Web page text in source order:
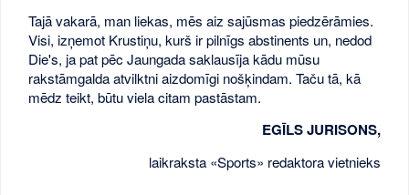
Tajā vakarā, man liekas, mēs aiz sajūsmas piedzērāmies.
Visi, izņemot Krustiņu, kurš ir pilnīgs abstinents un, nedod
Die's, ja pat pēc Jaungada saklausīja kādu mūsu
rakstāmgalda atvilktni aizdomīgi nošķindam. Taču tā, kā
mēdz teikt, būtu viela citam pastāstam.
EGĪLS JURISONS,
laikraksta «Sports» redaktora vietnieks